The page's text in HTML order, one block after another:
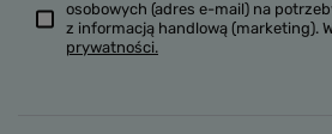
osobowych (adres e-mail) na
z informacją handlową (marketing).
prywatności.